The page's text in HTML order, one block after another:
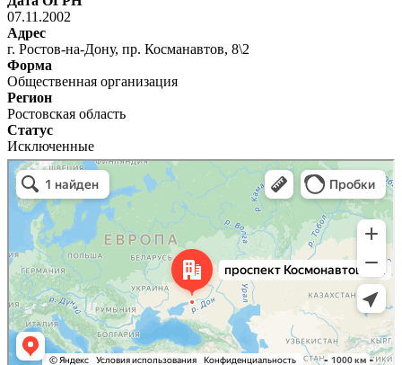
07.11.2002
Адрес
г. Ростов-на-Дону, пр. Косманавтов, 8\2
Форма
Общественная организация
Регион
Ростовская область
Статус
Исключенные